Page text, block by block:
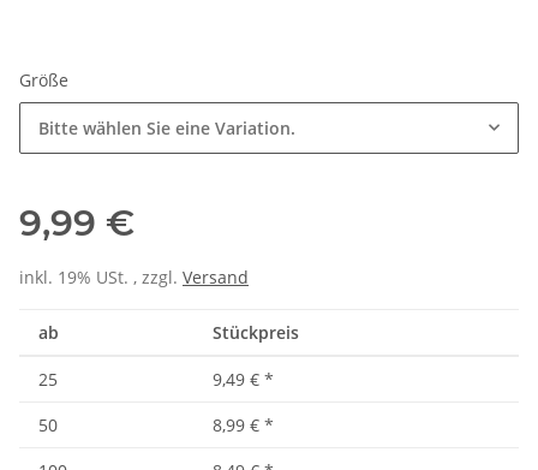
Größe
Bitte wählen Sie eine Variation.
9,99 €
inkl. 19% USt. , zzgl. Versand
ab Stückpreis
25 9,49 € *
50
8,99 € *